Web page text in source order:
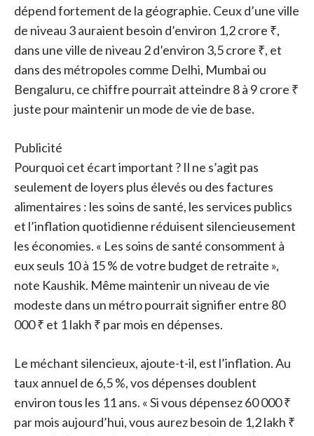
dépend fortement de la géographie. Ceux d’une ville
de niveau 3 auraient besoin d’environ 1,2 crore ₹,
dans une ville de niveau 2 d’environ 3,5 crore ₹, et
dans des métropoles comme Delhi, Mumbai ou
Bengaluru, ce chiffre pourrait atteindre 8 à 9 crore ₹
juste pour maintenir un mode de vie de base.
Publicité
Pourquoi cet écart important ? Il ne s’agit pas
seulement de loyers plus élevés ou des factures
alimentaires : les soins de santé, les services publics
et l’inflation quotidienne réduisent silencieusement
les économies. « Les soins de santé consomment à
eux seuls 10 à 15 % de votre budget de retraite »,
note Kaushik. Même maintenir un niveau de vie
modeste dans un métro pourrait signifier entre 80
000 ₹ et 1 lakh ₹ par mois en dépenses.
Le méchant silencieux, ajoute-t-il, est l’inflation. Au
taux annuel de 6,5 %, vos dépenses doublent
environ tous les 11 ans. « Si vous dépensez 60 000 ₹
par mois aujourd’hui, vous aurez besoin de 1,2 lakh ₹